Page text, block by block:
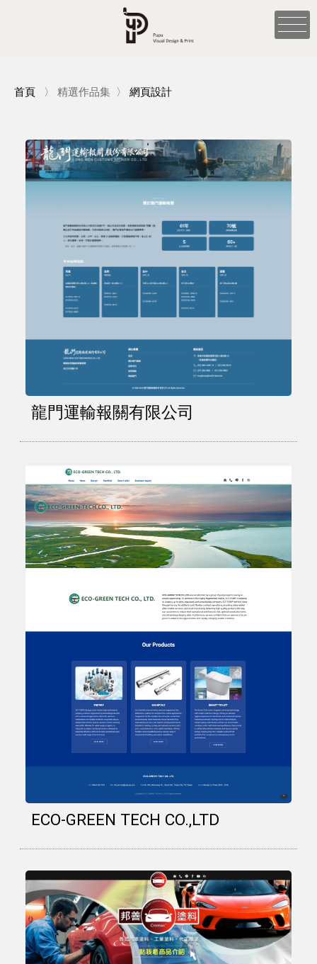
首頁 〉 精選作品集 〉 網頁設計
龍門運輸報關有限公司
ECO-GREEN TECH CO.,LTD